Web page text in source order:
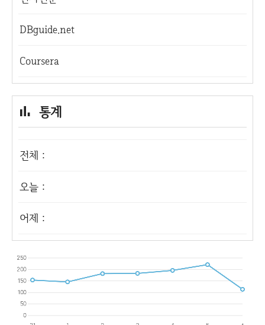
DBguide.net
Coursera
통계
전체 :
오늘 :
어제 :